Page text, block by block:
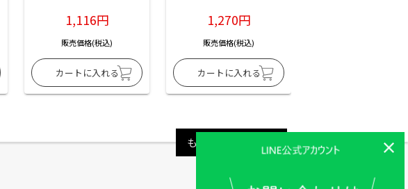
1,116円
販売価格(税込)
1,270円
販売価格(税込)
もっと見る